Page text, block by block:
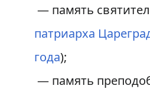
— память
патриарха
года);
— память